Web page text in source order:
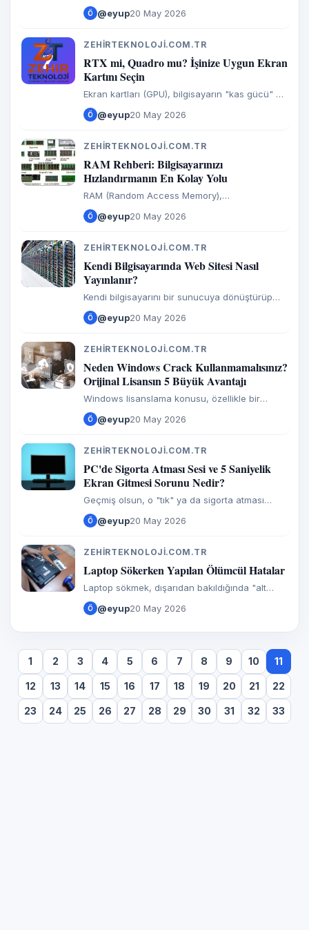
kadar karıştı ve bir o kadar da heyecanlı hale
geldi. Artık sadece "Hız kaç GHz?" diye
Ö @eyup20 May 2026
Z
ZEHIRTEKNOLOJI.COM.TR
RTX mi, Quadro mu? İşinize Uygun Ekran
Kartını Seçin
Ekran kartları (GPU), bilgisayarın "kas gücü" ve
"görsel sanatçısıdır." Eskiden sadece oyun
oynamak için kullanılan bu parçalar,
Ö @eyup20 May 2026
Z
ZEHIRTEKNOLOJI.COM.TR
RAM Rehberi: Bilgisayarınızı
Hızlandırmanın En Kolay Yolu
RAM (Random Access Memory),
bilgisayarınızın "kısa süreli hafızasıdır."
İşlemcinin o an ihtiyaç duyduğu verilere ışık
Ö @eyup20 May 2026
Z
ZEHIRTEKNOLOJI.COM.TR
Kendi Bilgisayarında Web Sitesi Nasıl
Yayınlanır?
Kendi bilgisayarını bir sunucuya dönüştürüp
web sitesi yayınlamak hem çok keyifli bir teknik
hobi hem de geliştirme aşamasında büyük bir
Ö @eyup20 May 2026
Z
ZEHIRTEKNOLOJI.COM.TR
Neden Windows Crack Kullanmamalısınız?
Orijinal Lisansın 5 Büyük Avantajı
Windows lisanslama konusu, özellikle bir
teknik servis ve teknoloji şirketi işletirken hem
işin profesyonelliği hem de sistemin güvenliği
Ö @eyup20 May 2026
Z
ZEHIRTEKNOLOJI.COM.TR
PC'de Sigorta Atması Sesi ve 5 Saniyelik
Ekran Gitmesi Sorunu Nedir?
Geçmiş olsun, o "tık" ya da sigorta atması
benzeri ses insanın gerçekten kalbini ağzına
getirir. Bilgisayar başında iş yaparken veya
Ö @eyup20 May 2026
Z
ZEHIRTEKNOLOJI.COM.TR
Laptop Sökerken Yapılan Ölümcül Hatalar
Laptop sökmek, dışarıdan bakıldığında "alt
tarafı birkaç vida, ne olacak ki?" gibi görünse
de aslında tam bir mikro-cerrahi operasyondur.
Ö @eyup20 May 2026
1 2 3 4 5 6 7 8 9 10 11
12 13 14 15 16 17 18 19 20 21 22
23 24 25 26 27 28 29 30 31 32 33